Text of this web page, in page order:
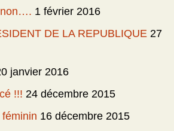
1 février 2016
DE LA REPUBLIQUE 27
janvier 2016
!!! 24 décembre 2015
16 décembre 2015